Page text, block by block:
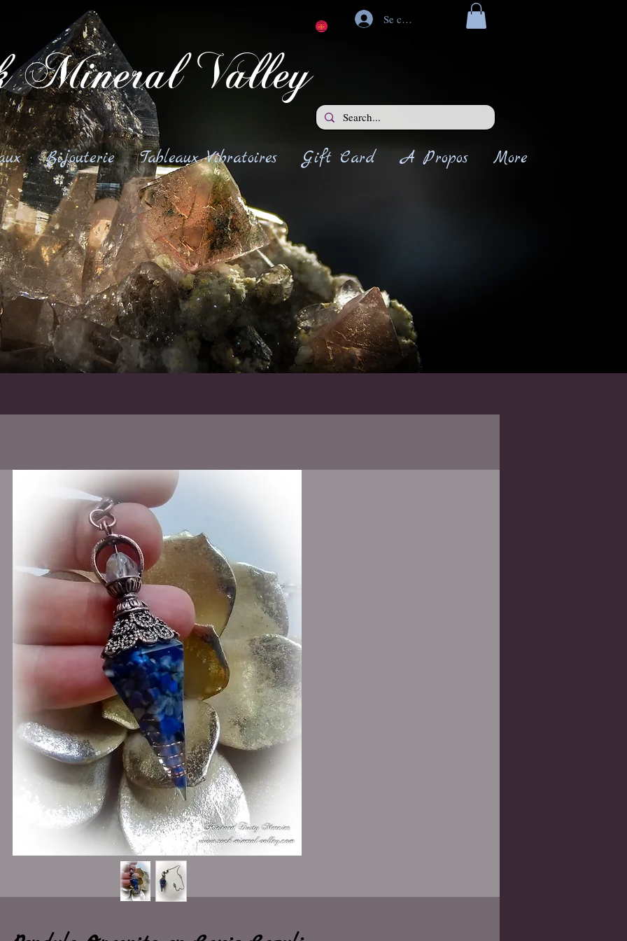
Se connecter
Bijouterie Tableaux Vibratoires Gift Card A Propos More
Valley